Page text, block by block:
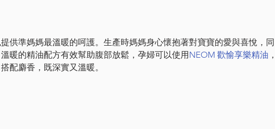
供準媽媽最溫暖的呵護。生產時媽媽身心懷抱著對寶寶的愛與喜悅，同
暖的精油配方有效幫助腹部放鬆，孕婦可以使用 NEOM 歡愉享樂精油 ，
配麝香，既深實又溫暖。